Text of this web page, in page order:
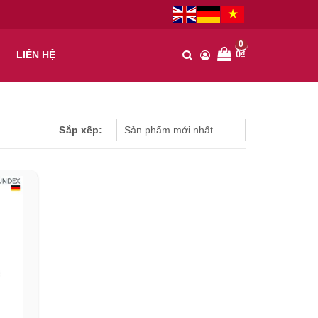
LIÊN HỆ
0
0₫
Sắp xếp: